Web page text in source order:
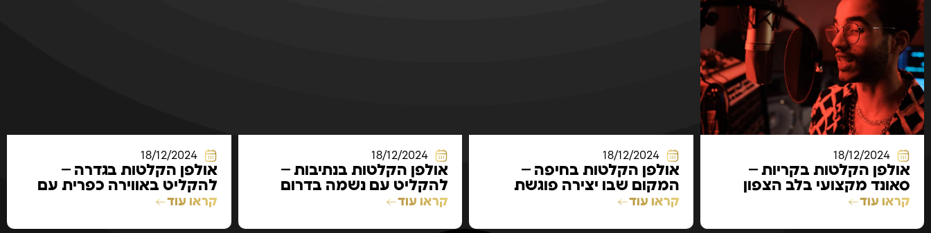
18/12/2024
אולפן הקלטות בקריות –
סאונד מקצועי בלב הצפון
קראו עוד
18/12/2024
אולפן הקלטות בחיפה –
המקום שבו יצירה פוגשת
איכות
קראו עוד
18/12/2024
אולפן הקלטות בנתיבות –
להקליט עם נשמה בדרום
קראו עוד
18/12/2024
אולפן הקלטות בגדרה –
להקליט באווירה כפרית עם
סטנדרט מקצועי
קראו עוד